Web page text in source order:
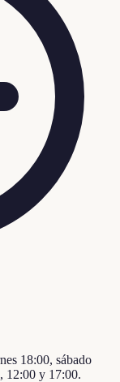
18:00, sábado
12:00 y 17:00.